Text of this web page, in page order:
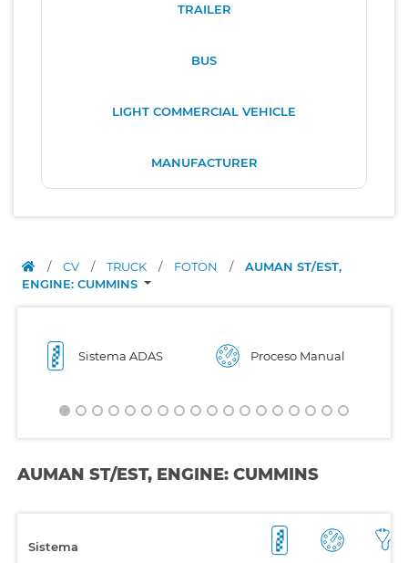
TRAILER
BUS
LIGHT COMMERCIAL VEHICLE
MANUFACTURER
/ CV / TRUCK / FOTON /
AUMAN ST/EST,
ENGINE: CUMMINS
Sistema ADAS Proceso Manual
AUMAN ST/EST, ENGINE: CUMMINS
Sistema